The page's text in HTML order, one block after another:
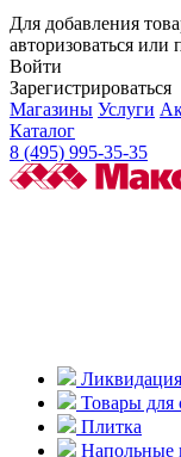
Для добавления
авторизоваться
Войти
Зарегистрироваться
Магазины Услуги
Каталог
8 (495) 995-35-35
Ликвидация
Товары для
Плитка
Напольные